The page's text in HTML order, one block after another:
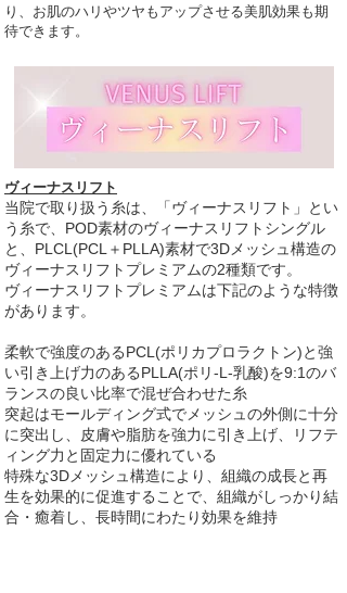
り、お肌のハリやツヤもアップさせる美肌効果も期
待できます。
ヴィーナスリフト
当院で取り扱う糸は、「ヴィーナスリフト」とい
う糸で、POD素材のヴィーナスリフトシングル
と、PLCL(PCL＋PLLA)素材で3Dメッシュ構造の
ヴィーナスリフトプレミアムの2種類です。
​​ヴィーナスリフトプレミアムは下記のような特徴
があります。
柔軟で強度のあるPCL(ポリカプロラクトン)と強
い引き上げ力のあるPLLA(ポリ-L-乳酸)を9:1のバ
ランスの良い比率で混ぜ合わせた糸
突起はモールディング式でメッシュの外側に十分
に突出し、皮膚や脂肪を強力に引き上げ、リフテ
ィング力と固定力に優れている
特殊な3Dメッシュ構造により、組織の成長と再
生を効果的に促進することで、組織がしっかり結
合・癒着し、長時間にわたり効果を維持​​